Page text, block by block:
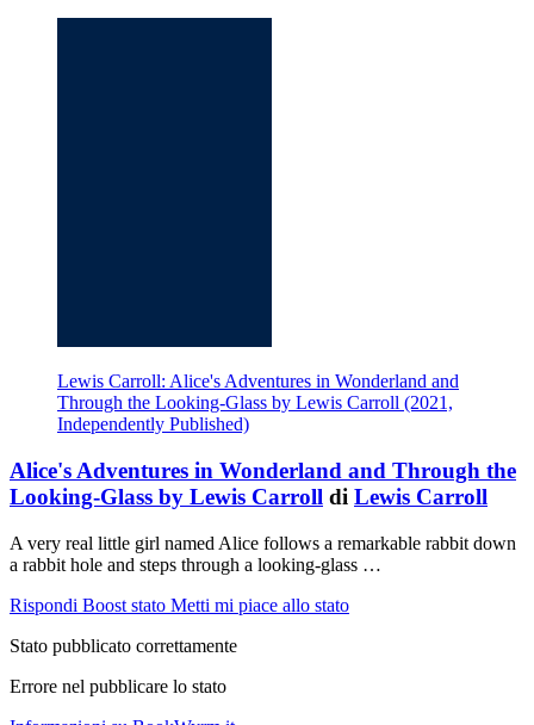
Lewis Carroll: Alice's Adventures in Wonderland and
Through the Looking-Glass by Lewis Carroll (2021,
Independently Published)
Alice's Adventures in Wonderland and Through the
Looking-Glass by Lewis Carroll di Lewis Carroll
A very real little girl named Alice follows a remarkable rabbit down
a rabbit hole and steps through a looking-glass …
Rispondi Boost stato Metti mi piace allo stato
Stato pubblicato correttamente
Errore nel pubblicare lo stato